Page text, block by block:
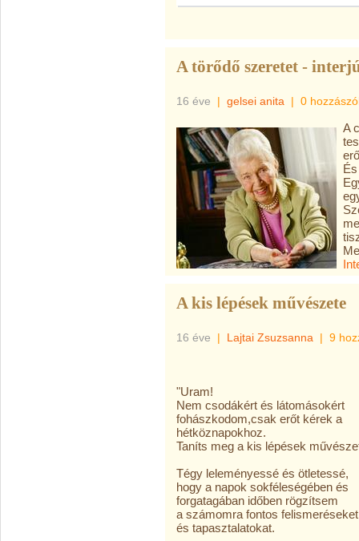
A törődő szeretet -
16 éve | gelsei anita | 0
A
A kis lépések művészete
16 éve | Lajtai Zsuzsanna | 9
"Uram!
Nem csodákért és látomásokért
fohászkodom,csak erőt kérek a
hétköznapokhoz.
Taníts meg a kis lépések
Tégy leleményessé és ötletessé,
hogy a napok sokféleségében és
forgatagában időben rögzítsem
a számomra fontos felismeréseket
és tapasztalatokat.